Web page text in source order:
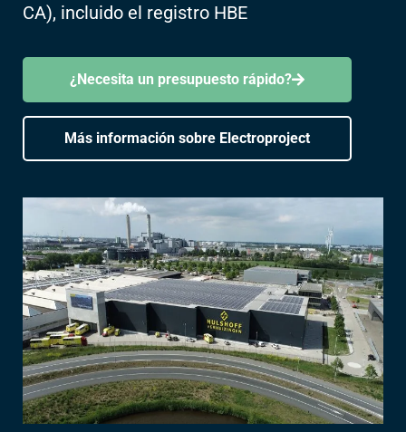
CA), incluido el registro HBE
¿Necesita un presupuesto rápido?
Más información sobre Electroproject